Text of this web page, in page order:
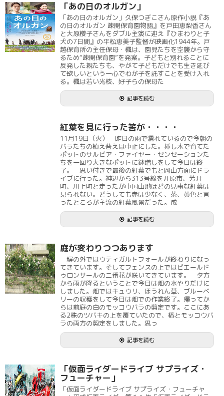
「あの日のオルガン」
「あの日のオルガン」久保つぎこさん原作小説『あ
の日のオルガン 疎開保育園物語』を戸田恵梨香さん
と大原櫻子さんをダブル主演に迎え『ひまわりと子
犬の7日間』の平松恵美子監督が映画化1944年。戸
越保育所の主任保母・楓は、園児たちを空襲から守
るため“疎開保育園”を発案。子どもと別れることに
反発した親たちも、やがて子どもだけでも生き延び
て欲しいという一心でわが子を託すことを受け入れ
る。楓は若い光枝、好子らの保母た
記事を読む
紅葉を見に行った筈が・・・・
11月19日（火） 昨日の雨で濡れているので今朝の
バラたちの植え替えは中止にした。挿し木で育てた
ポットのサルビア・ファイヤー・センセーションた
ちを一回り大きなポットに鉢増しをして今日は終
了。 思い付きで最後の紅葉でもと岡山方面にドラ
イブに行った。神辺から313号線を井原市、芳井
町、川上町と走ったが中国山地ほどの見事な紅葉は
見られない。どうしても赤は少なく、茶、黄色と言
ったところが主流の紅葉風景だった。成
記事を読む
庭が変わりつつあります
塀の外ではウティガルトフォールが終わりになっ
てきています。そしてフェンスの上ではピエールド
ゥロンサールの二番花が咲いてきています。 夕方
から雨が降るということで今日は畑の水やりだけに
しました。畑ではキュウリ、ほうれん草、ブルーベ
リーの収穫をして今日は畑での作業終了。帰ってか
らは前庭の白のモッコウバラの剪定です。ここにあ
る2株のツバキの上を覆ていたので、椿とモッコウバ
ラの両方の剪定をしました。思っ
記事を読む
「仮面ライダードライブ サプライズ・
フューチャー」
「仮面ライダードライブ サプライズ・フューチャ